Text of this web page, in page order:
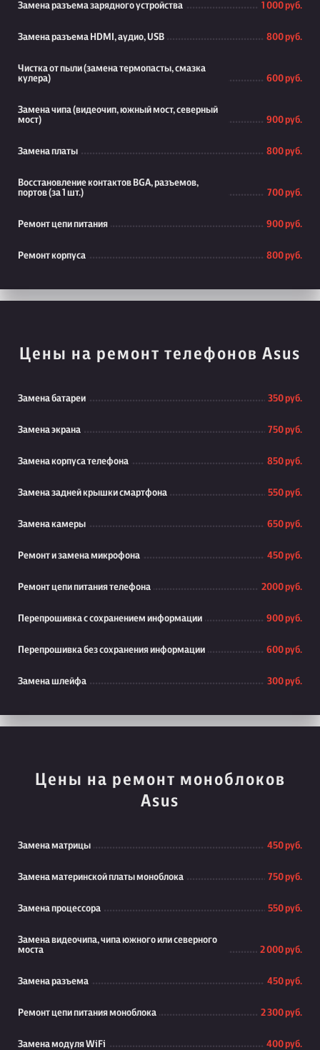
Замена разъема зарядного устройства 1 000 руб.
Замена разъема HDMI, аудио, USB 800 руб.
Чистка от пыли (замена термопасты, смазка
кулера)
600 руб.
Замена чипа (видеочип, южный мост, северный
мост)
900 руб.
Замена платы 800 руб.
Восстановление контактов BGA, разъемов,
портов (за 1 шт.)
700 руб.
Ремонт цепи питания 900 руб.
Ремонт корпуса 800 руб.
Цены на ремонт телефонов Asus
Замена батареи 350 руб.
Замена экрана 750 руб.
Замена корпуса телефона 850 руб.
Замена задней крышки смартфона 550 руб.
Замена камеры 650 руб.
Ремонт и замена микрофона 450 руб.
Ремонт цепи питания телефона 2000 руб.
Перепрошивка с сохранением информации 900 руб.
Перепрошивка без сохранения информации 600 руб.
Замена шлейфа 300 руб.
Цены на ремонт моноблоков
Asus
Замена матрицы 450 руб.
Замена материнской платы моноблока 750 руб.
Замена процессора 550 руб.
Замена видеочипа, чипа южного или северного
моста
2 000 руб.
Замена разъема 450 руб.
Ремонт цепи питания моноблока 2 300 руб.
Замена модуля WiFi 400 руб.